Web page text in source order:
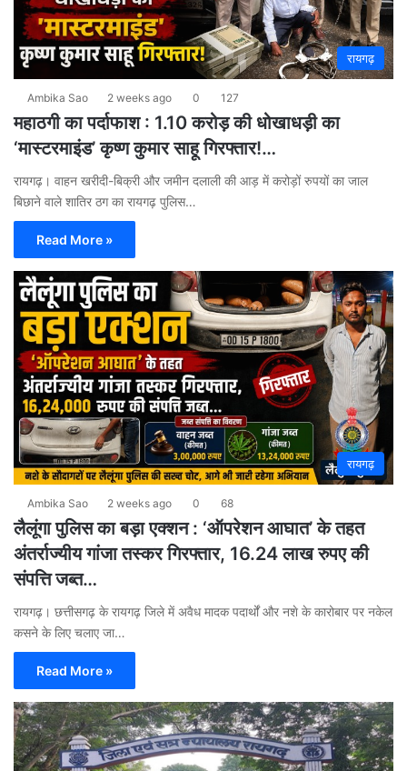
रायगढ़
Ambika Sao 2 weeks ago 0 127
महाठगी का पर्दाफाश : 1.10 करोड़ की धोखाधड़ी का
‘मास्टरमाइंड’ कृष्ण कुमार साहू गिरफ्तार!…
रायगढ़। वाहन खरीदी-बिक्री और जमीन दलाली की आड़ में करोड़ों रुपयों का जाल
बिछाने वाले शातिर ठग का रायगढ़ पुलिस…
Read More »
रायगढ़
Ambika Sao 2 weeks ago 0 68
लैलूंगा पुलिस का बड़ा एक्शन : ‘ऑपरेशन आघात’ के तहत
अंतर्राज्यीय गांजा तस्कर गिरफ्तार, 16.24 लाख रुपए की
संपत्ति जब्त…
रायगढ़। छत्तीसगढ़ के रायगढ़ जिले में अवैध मादक पदार्थों और नशे के कारोबार पर नकेल
कसने के लिए चलाए जा…
Read More »